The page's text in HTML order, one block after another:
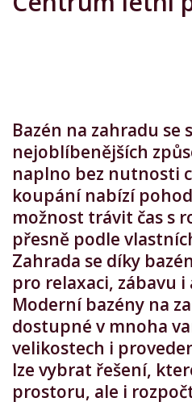
Bazén na zahradu se
nejoblíbenějších
naplno bez nutnosti
koupání nabízí
možnost trávit čas s
přesně podle
Zahrada se díky
pro relaxaci, zábavu
Moderní bazény na
dostupné v mnoha
velikostech i
lze vybrat řešení,
prostoru, ale i